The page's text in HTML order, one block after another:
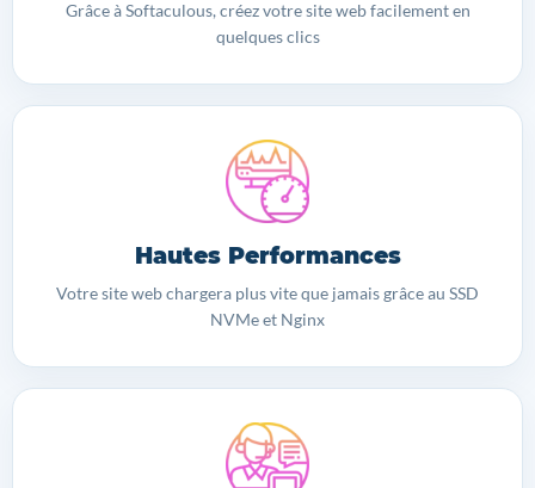
Grâce à Softaculous, créez votre site web facilement en
quelques clics
Hautes Performances
Votre site web chargera plus vite que jamais grâce au SSD
NVMe et Nginx